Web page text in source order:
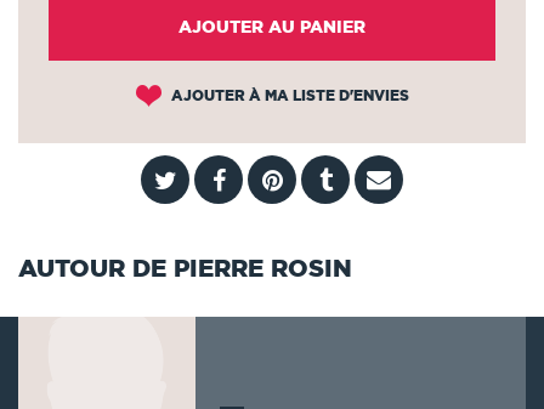
AJOUTER AU PANIER
AJOUTER À MA LISTE D'ENVIES
AUTOUR DE PIERRE ROSIN